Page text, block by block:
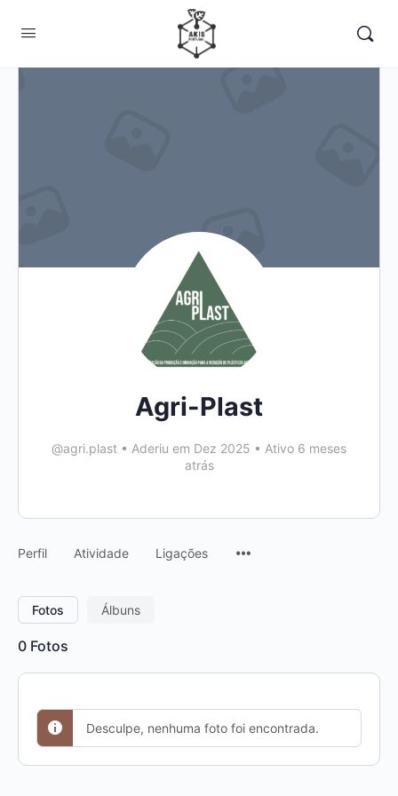
Agri-Plast
@agri.plast • Aderiu em Dez 2025 • Ativo 6 meses
atrás
Perfil Atividade Ligações
Fotos Álbuns
0 Fotos
Desculpe, nenhuma foto foi encontrada.